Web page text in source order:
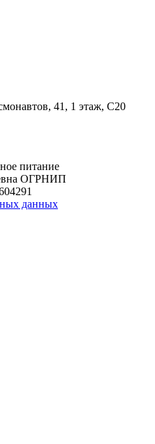
41, 1 этаж, С20
питание
ОГРНИП
данных